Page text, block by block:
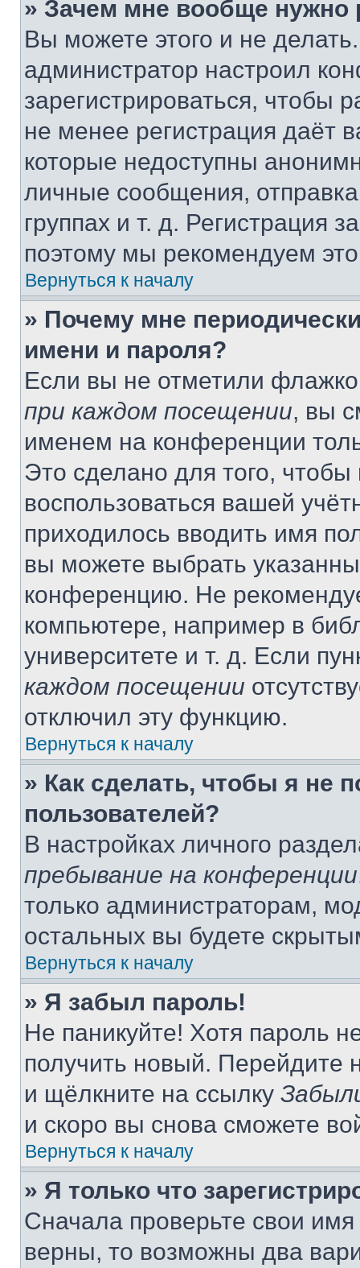
» Зачем мне вообще нужно
Вы можете этого и не
администратор настроил
зарегистрироваться, чтобы
не менее регистрация даёт
которые недоступны
личные сообщения,
группах и т. д. Регистрация
поэтому мы рекомендуем
Вернуться к началу
» Почему мне
имени и пароля?
Если вы не отметили
при каждом посещении, вы
именем на конференции
Это сделано для того, чтобы
воспользоваться вашей
приходилось вводить имя
вы можете выбрать
конференцию. Не
компьютере, например в
университете и т. д. Если
каждом посещении
отключил эту функцию.
Вернуться к началу
» Как сделать, чтобы я не
пользователей?
В настройках личного
пребывание на конференции
только администраторам,
остальных вы будете
Вернуться к началу
» Я забыл пароль!
Не паникуйте! Хотя пароль
получить новый. Перейдите
и щёлкните на ссылку
и скоро вы снова сможете
Вернуться к началу
» Я только что
Сначала проверьте свои
верны, то возможны два